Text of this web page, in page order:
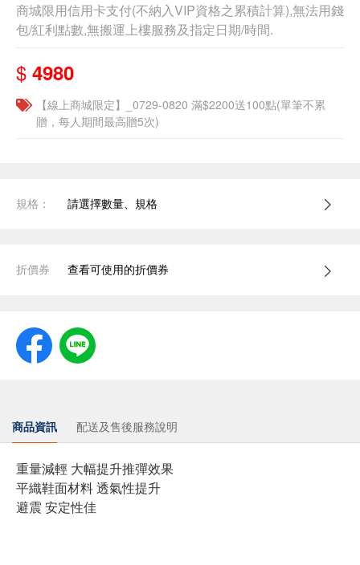
商城限用信用卡支付(不納入VIP資格之累積計算),無法用錢
包/紅利點數,無搬運上樓服務及指定日期/時間.
$ 4980
【線上商城限定】_0729-0820 滿$2200送100點(單筆不累
贈，每人期間最高贈5次)
規格： 請選擇數量、規格
折價券 查看可使用的折價券
商品資訊 配送及售後服務說明
重量減輕 大幅提升推彈效果
平織鞋面材料 透氣性提升
避震 安定性佳